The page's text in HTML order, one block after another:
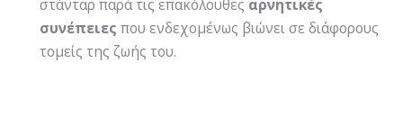
στάνταρ παρά τις επακόλουθες αρνητικές
συνέπειες που ενδεχομένως βιώνει σε διάφορους
τομείς της ζωής του.